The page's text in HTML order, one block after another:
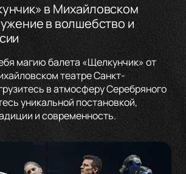
в Михайловском
в волшебство и
магию балета «Щелкунчик» от
театре Санкт-
в атмосферу Серебряного
уникальной постановкой,
и современность.